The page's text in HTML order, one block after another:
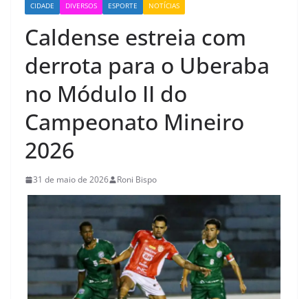
CIDADE DIVERSOS ESPORTE NOTÍCIAS
Caldense estreia com
derrota para o Uberaba
no Módulo II do
Campeonato Mineiro
2026
31 de maio de 2026 Roni Bispo